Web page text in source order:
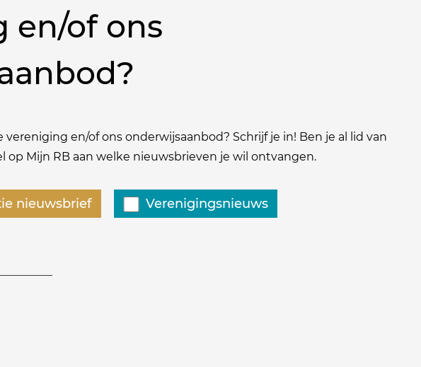
en/of ons
en/of ons onderwijsaanbod? Schrijf je in! Ben je al lid van
op Mijn RB aan welke nieuwsbrieven je wil ontvangen.
nieuwsbrief Verenigingsnieuws